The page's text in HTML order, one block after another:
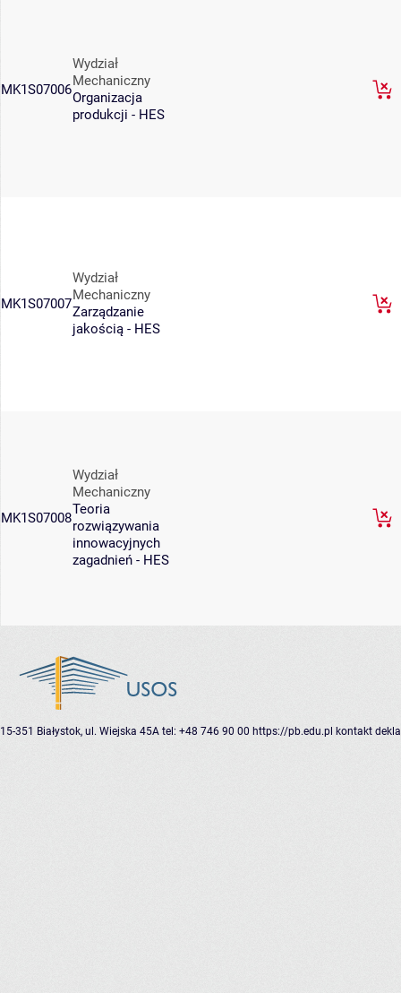
MK1S07006
Wydział
Mechaniczny
Organizacja
produkcji - HES
MK1S07007
Wydział
Mechaniczny
Zarządzanie
jakością - HES
MK1S07008
Wydział
Mechaniczny
Teoria
rozwiązywania
innowacyjnych
zagadnień - HES
15-351 Białystok, ul. Wiejska 45A tel: +48 746 90 00 https://pb.edu.pl kontakt